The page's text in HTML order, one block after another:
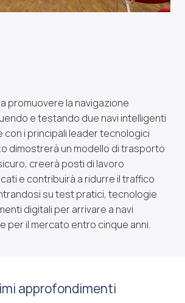
a promuovere la navigazione
e testando due navi intelligenti
con i principali leader tecnologici
dimostrerà un modello di trasporto
creerà posti di lavoro
e contribuirà a ridurre il traffico
su test pratici, tecnologie
digitali per arrivare a navi
per il mercato entro cinque anni.
approfondimenti